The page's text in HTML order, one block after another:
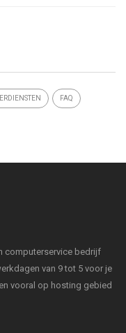
FAQ
computerservice bedrijf
van 9 tot 5 voor je
vooral op hosting gebied